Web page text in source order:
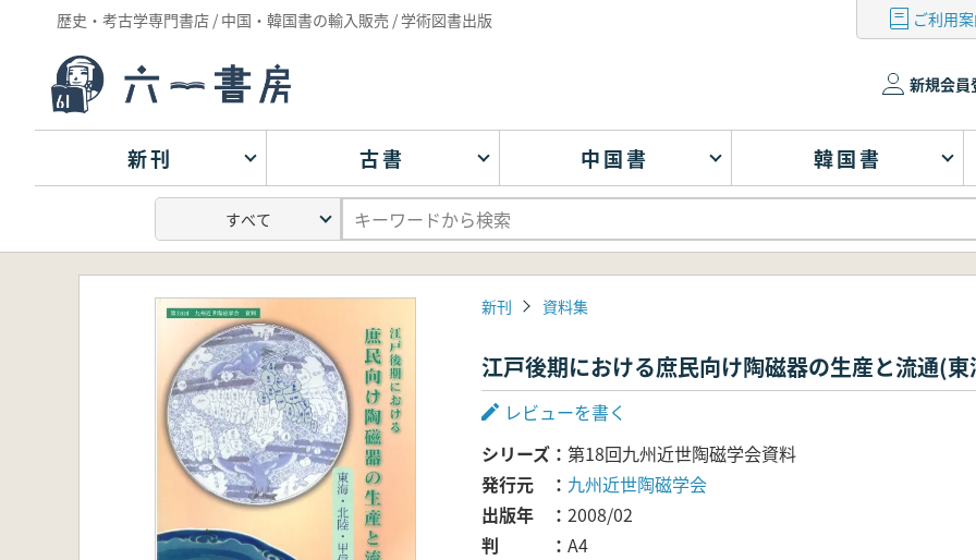
歴史・考古学専門書店 / 中国・韓国書の輸入販売 / 学術図書出版 ご利用
新規会員
新刊 古書 中国書 韓国書
新刊 資料集
江戸後期における庶民向け陶磁器の生産と流通(
レビューを書く
シリーズ
第18回九州近世陶磁学会資料
発行元
九州近世陶磁学会
出版年
2008/02
判
A4